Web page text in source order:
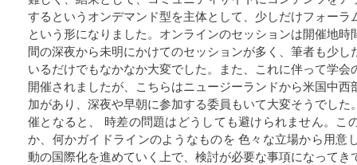
するというオンデマンド型を主体として、少しだけフォーラ
という形になりました。オンラインのセッションは開催地
間の深夜から未明にかけてのセッションが多く、筆者も少
いるだけでもなかなか大変でした。また、これに伴って学
開催されましたが、こちらはニュージーランドから米国中
加があり、深夜や早朝に参加する委員もいて大変そうでし
催となると、 時差の問題はどうしても避けられません。こ
か、何かガイドラインのようなものを 色々な立場から用意
動の国際化を進めていく上で、検討が必要な事項になってき